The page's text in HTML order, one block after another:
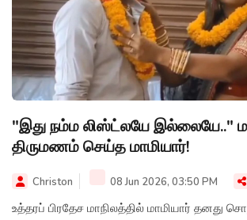
"இது நம்ம லிஸ்ட்லயே இல்லையே.."
திருமணம் செய்த மாமியார்!
Christon 08 Jun 2026, 03:50 PM
உத்தரப் பிரதேச மாநிலத்தில் மாமியார் தனது